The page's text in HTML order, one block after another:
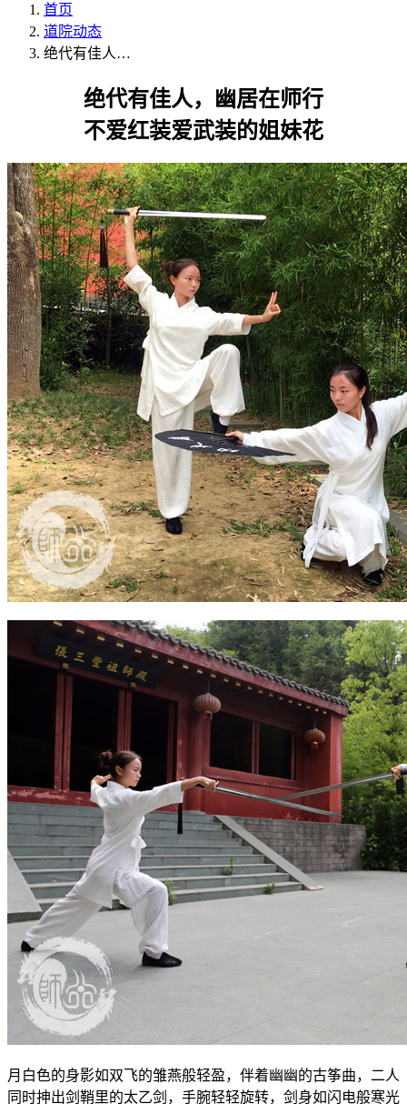
首页
道院动态
绝代有佳人…
绝代有佳人，幽居在师行
不爱红装爱武装的姐妹花
月白色的身影如双飞的雏燕般轻盈，伴着幽幽的古筝曲，二人
同时抻出剑鞘里的太乙剑，手腕轻轻旋转，剑身如闪电般寒光